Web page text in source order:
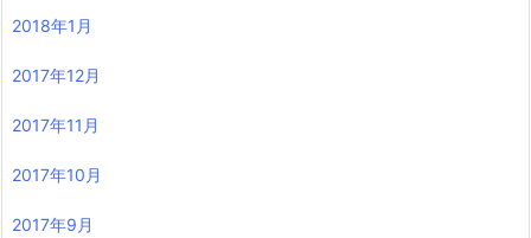
2018年1月
2017年12月
2017年11月
2017年10月
2017年9月